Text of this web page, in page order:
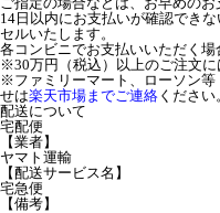
14日以内にお支払いが確認でき
セルいたします。
各コンビニでお支払いいただく場
※30万円（税込）以上のご注文に
※ファミリーマート、ローソン
せは楽天市場までご連絡 ください
配送について
宅配便
【業者】
ヤマト運輸
【配送サービス名】
宅急便
【備考】